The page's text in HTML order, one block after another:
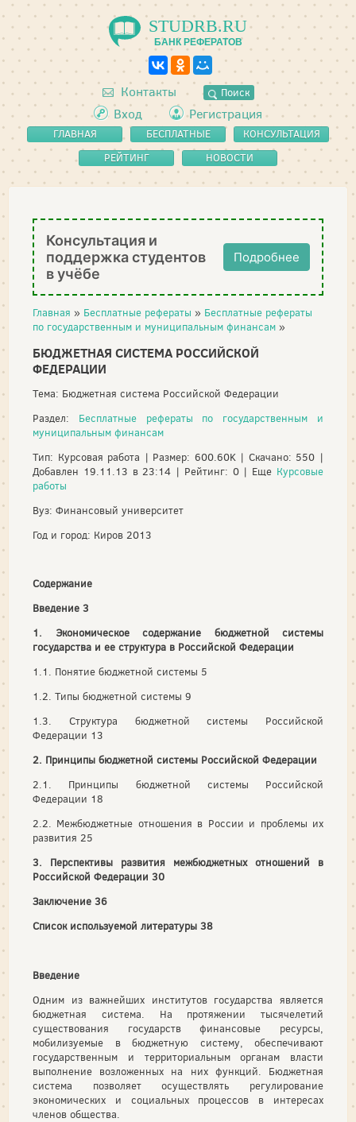
STUDRB.RU
БАНК РЕФЕРАТОВ
Контакты Поиск
Вход Регистрация
ГЛАВНАЯ
БЕСПЛАТНЫЕ
РЕФЕРАТЫ
КОНСУЛЬТАЦИЯ
РЕЙТИНГ
НОВОСТИ
Консультация и
поддержка студентов
в учёбе
Подробнее
Главная » Бесплатные рефераты » Бесплатные рефераты
по государственным и муниципальным финансам »
БЮДЖЕТНАЯ СИСТЕМА РОССИЙСКОЙ
ФЕДЕРАЦИИ
Тема: Бюджетная система Российской Федерации
Раздел: Бесплатные рефераты по государственным и
муниципальным финансам
Тип: Курсовая работа | Размер: 600.60K | Скачано: 550 |
Добавлен 19.11.13 в 23:14 | Рейтинг: 0 | Еще Курсовые
работы
Вуз: Финансовый университет
Год и город: Киров 2013
Содержание
Введение 3
1. Экономическое содержание бюджетной системы
государства и ее структура в Российской Федерации
1.1. Понятие бюджетной системы 5
1.2. Типы бюджетной системы 9
1.3. Структура бюджетной системы Российской
Федерации 13
2. Принципы бюджетной системы Российской Федерации
2.1. Принципы бюджетной системы Российской
Федерации 18
2.2. Межбюджетные отношения в России и проблемы их
развития 25
3. Перспективы развития межбюджетных отношений в
Российской Федерации 30
Заключение 36
Список используемой литературы 38
Введение
Одним из важнейших институтов государства является
бюджет­ная система. На протяжении тысячелетий
существования госу­дарств финансовые ресурсы,
мобилизуемые в бюджетную систе­му, обеспечивают
государственным и территориальным органам власти
выполнение возложенных на них функций. Бюджетная
система позволяет осуществлять регулирование
экономических и социальных процессов в интересах
членов общества.